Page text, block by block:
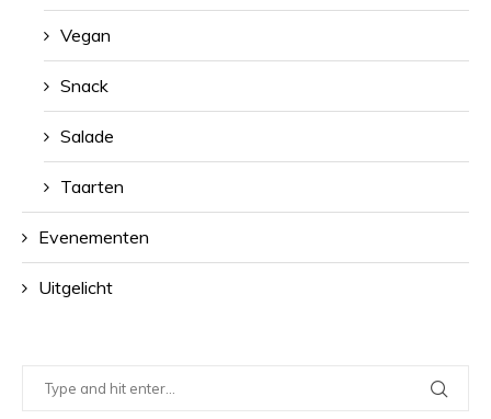
Vegan
Snack
Salade
Taarten
Evenementen
Uitgelicht